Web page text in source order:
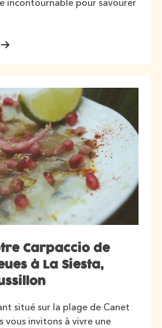
incontournable pour savourer
Carpaccio de
à La Siesta,
situé sur la plage de Canet
vous invitons à vivre une